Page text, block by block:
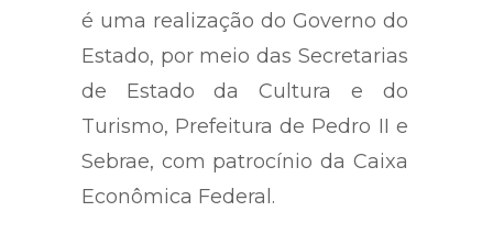
é uma realização do Governo do
Estado, por meio das Secretarias
de Estado da Cultura e do
Turismo, Prefeitura de Pedro II e
Sebrae, com patrocínio da Caixa
Econômica Federal.